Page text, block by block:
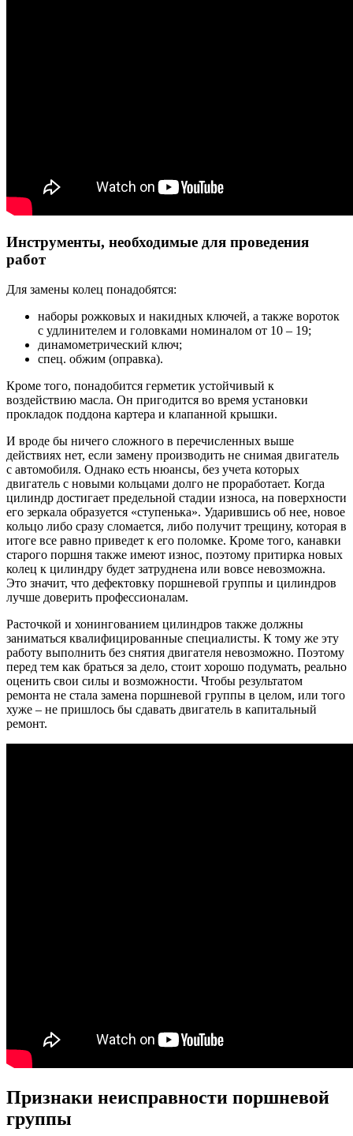
Инструменты, необходимые для проведения
работ
Для замены колец понадобятся:
наборы рожковых и накидных ключей, а также вороток
с удлинителем и головками номиналом от 10 – 19;
динамометрический ключ;
спец. обжим (оправка).
Кроме того, понадобится герметик устойчивый к
воздействию масла. Он пригодится во время установки
прокладок поддона картера и клапанной крышки.
И вроде бы ничего сложного в перечисленных выше
действиях нет, если замену производить не снимая двигатель
с автомобиля. Однако есть нюансы, без учета которых
двигатель с новыми кольцами долго не проработает. Когда
цилиндр достигает предельной стадии износа, на поверхности
его зеркала образуется «ступенька». Ударившись об нее, новое
кольцо либо сразу сломается, либо получит трещину, которая в
итоге все равно приведет к его поломке. Кроме того, канавки
старого поршня также имеют износ, поэтому притирка новых
колец к цилиндру будет затруднена или вовсе невозможна.
Это значит, что дефектовку поршневой группы и цилиндров
лучше доверить профессионалам.
Расточкой и хонингованием цилиндров также должны
заниматься квалифицированные специалисты. К тому же эту
работу выполнить без снятия двигателя невозможно. Поэтому
перед тем как браться за дело, стоит хорошо подумать, реально
оценить свои силы и возможности. Чтобы результатом
ремонта не стала замена поршневой группы в целом, или того
хуже – не пришлось бы сдавать двигатель в капитальный
ремонт.
Признаки неисправности поршневой
группы